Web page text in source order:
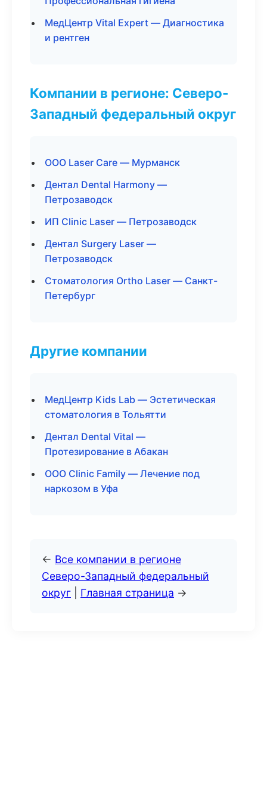
МедЦентр Vital Expert — Диагностика
и рентген
Компании в регионе: Северо-
Западный федеральный округ
ООО Laser Care — Мурманск
Дентал Dental Harmony —
Петрозаводск
ИП Clinic Laser — Петрозаводск
Дентал Surgery Laser —
Петрозаводск
Стоматология Ortho Laser — Санкт-
Петербург
Другие компании
МедЦентр Kids Lab — Эстетическая
стоматология в Тольятти
Дентал Dental Vital —
Протезирование в Абакан
ООО Clinic Family — Лечение под
наркозом в Уфа
← Все компании в регионе
Северо-Западный федеральный
округ
Главная страница →